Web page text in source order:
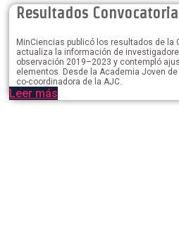
Resultados
MinCiencias publicó los resultados de la
actualiza la información de
observación 2019–2023 y contempló
elementos. Desde la Academia Joven
co-coordinadora de la AJC.
Leer más